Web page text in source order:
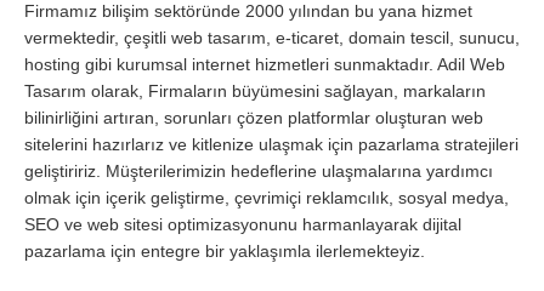
Firmamız bilişim sektöründe 2000 yılından bu yana hizmet
vermektedir, çeşitli web tasarım, e-ticaret, domain tescil, sunucu,
hosting gibi kurumsal internet hizmetleri sunmaktadır. Adil Web
Tasarım olarak, Firmaların büyümesini sağlayan, markaların
bilinirliğini artıran, sorunları çözen platformlar oluşturan web
sitelerini hazırlarız ve kitlenize ulaşmak için pazarlama stratejileri
geliştiririz. Müşterilerimizin hedeflerine ulaşmalarına yardımcı
olmak için içerik geliştirme, çevrimiçi reklamcılık, sosyal medya,
SEO ve web sitesi optimizasyonunu harmanlayarak dijital
pazarlama için entegre bir yaklaşımla ilerlemekteyiz.